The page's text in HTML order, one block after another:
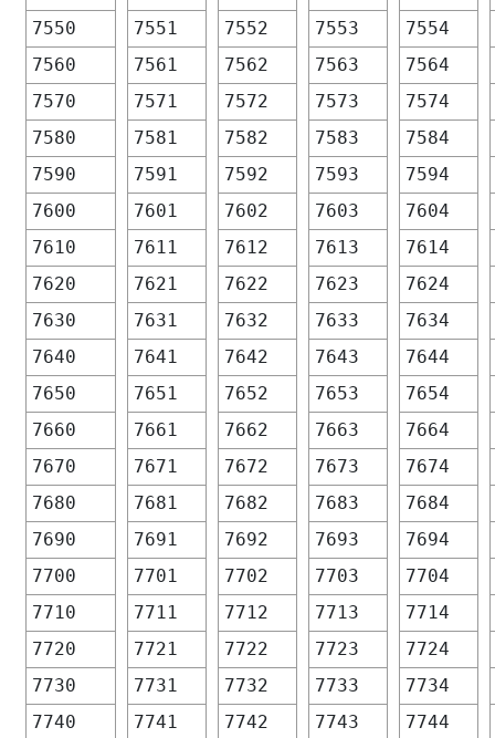
7550
7551 7552 7553
7554
7560
7561 7562 7563
7564
7570
7571 7572 7573
7574
7580
7581 7582 7583
7584
7590
7591 7592 7593
7594
7600
7601 7602 7603
7604
7610
7611 7612 7613
7614
7620
7621 7622 7623
7624
7630
7631 7632 7633
7634
7640
7641 7642 7643
7644
7650
7651 7652 7653
7654
7660
7661 7662 7663
7664
7670
7671 7672 7673
7674
7680
7681 7682 7683
7684
7690
7691 7692 7693
7694
7700
7701 7702 7703
7704
7710
7711 7712 7713
7714
7720
7721 7722 7723
7724
7730
7731 7732 7733
7734
7740
7741 7742 7743
7744